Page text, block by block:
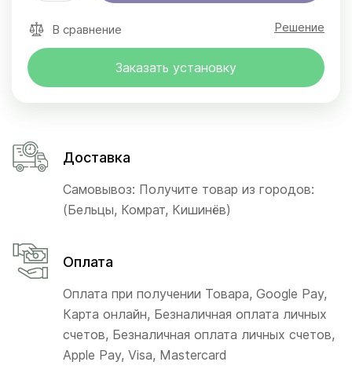
В сравнение Решение
Заказать установку
Доставка
Самовывоз: Получите товар из городов:
(Бельцы, Комрат, Кишинёв)
Оплата
Оплата при получении Товара, Google Pay,
Карта онлайн, Безналичная оплата личных
счетов, Безналичная оплата личных счетов,
Apple Pay, Visa, Mastercard